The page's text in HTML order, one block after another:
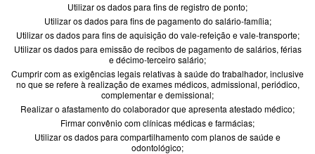
Utilizar os dados para fins de registro de ponto;
Utilizar os dados para fins de pagamento do salário-família;
Utilizar os dados para fins de aquisição do vale-refeição e vale-transporte;
Utilizar os dados para emissão de recibos de pagamento de salários, férias
e décimo-terceiro salário;
Cumprir com as exigências legais relativas à saúde do trabalhador, inclusive
no que se refere à realização de exames médicos, admissional, periódico,
complementar e demissional;
Realizar o afastamento do colaborador que apresenta atestado médico;
Firmar convênio com clínicas médicas e farmácias;
Utilizar os dados para compartilhamento com planos de saúde e
odontológico;